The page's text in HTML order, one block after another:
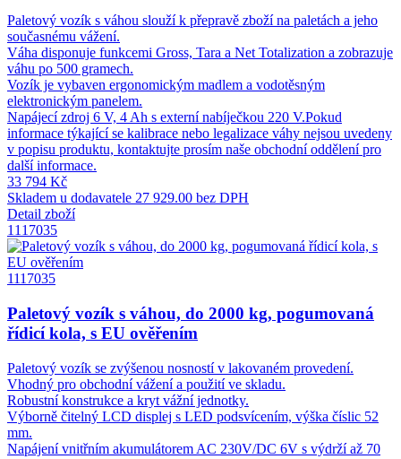
Paletový vozík s váhou slouží k přepravě zboží na paletách a jeho
současnému vážení.
Váha disponuje funkcemi Gross, Tara a Net Totalization a zobrazuje
váhu po 500 gramech.
Vozík je vybaven ergonomickým madlem a vodotěsným
elektronickým panelem.
Napájecí zdroj 6 V, 4 Ah s externí nabíječkou 220 V.Pokud
informace týkající se kalibrace nebo legalizace váhy nejsou uvedeny
v popisu produktu, kontaktujte prosím naše obchodní oddělení pro
další informace.
33 794 Kč
Skladem u dodavatele 27 929.00 bez DPH
Detail zboží
1117035
1117035
Paletový vozík s váhou, do 2000 kg, pogumovaná
řídicí kola, s EU ověřením
Paletový vozík se zvýšenou nosností v lakovaném provedení.
Vhodný pro obchodní vážení a použití ve skladu.
Robustní konstrukce a kryt vážní jednotky.
Výborně čitelný LCD displej s LED podsvícením, výška číslic 52
mm.
Napájení vnitřním akumulátorem AC 230V/DC 6V s výdrží až 70